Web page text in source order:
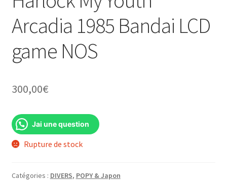
Arcadia 1985 Bandai LCD
game NOS
300,00€
Jai une question
Rupture de stock
Catégories : DIVERS, POPY & Japon